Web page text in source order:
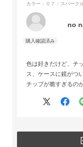
カラー：０７：スパーク
no
色は好きだけど、チ
ス、ケースに鏡がつ
チップが脆すぎるの